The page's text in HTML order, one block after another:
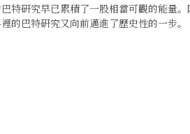
特研究早已累積了一股相當可觀的能量
的巴特研究又向前邁進了歷史性的一步。